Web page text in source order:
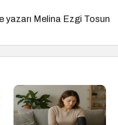
yazarı Melina Ezgi Tosun